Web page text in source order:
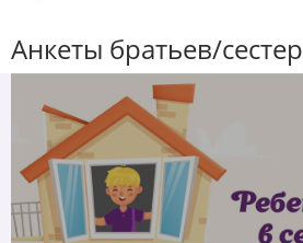
Анкеты братьев/сестер